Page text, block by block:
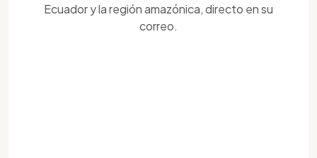
Ecuador y la región amazónica, directo en su
correo.